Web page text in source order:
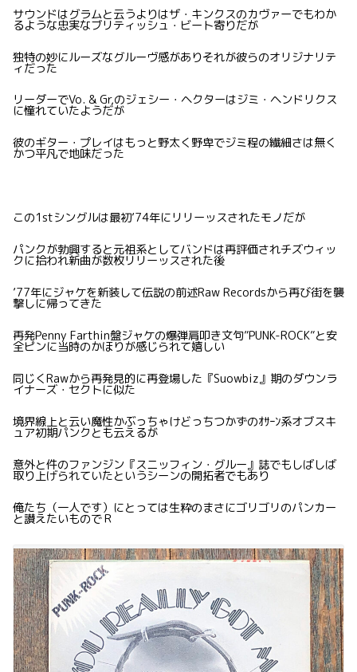
サウンドはグラムと云うよりはザ・キンクスのカヴァーでもわか
るような忠実なブリティッシュ・ビート寄りだが
独特の妙にルーズなグルーヴ感がありそれが彼らのオリジナリテ
ィだった
リーダーでVo. & Gr,のジェシー・ヘクターはジミ・ヘンドリクス
に憧れていたようだが
彼のギター・プレイはもっと野太く野卑でジミ程の繊細さは無く
かつ平凡で地味だった
この1stシングルは最初’74年にリリーッスされたモノだが
パンクが勃興すると元祖系としてバンドは再評価されチズウィッ
クに拾われ新曲が数枚リリーッスされた後
’77年にジャケを新装して伝説の前述Raw Recordsから再び街を襲
撃しに帰ってきた
再発Penny Farthin盤ジャケの爆弾肩叩き文句”PUNK-ROCK”と安
全ピンに当時のかほりが感じられて嬉しい
同じくRawから再発見的に再登場した『Suowbiz』期のダウンラ
イナーズ・セクトに似た
境界線上と云い魔性かぶっちゃけどっちつかずのｵｻｰﾝ系オブスキ
ュア初期パンクとも云えるが
意外と件のファンジン『スニッフィン・グルー』誌でもしばしば
取り上げられていたというシーンの開拓者でもあり
俺たち（一人です）にとっては生粋のまさにゴリゴリのパンカー
と讃えたいものでＲ